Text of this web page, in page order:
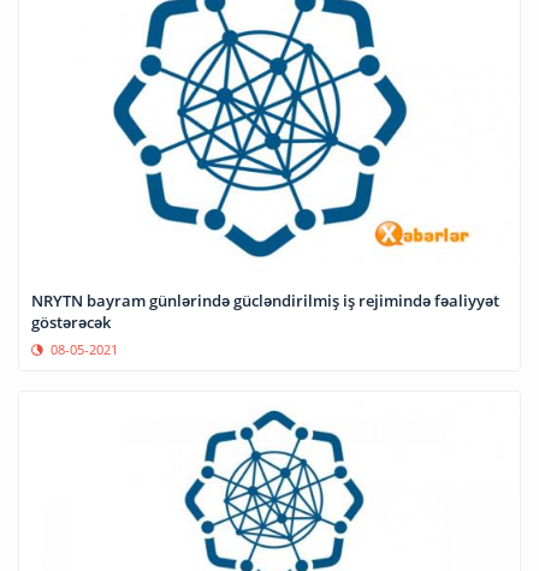
NRYTN bayram günlərində gücləndirilmiş iş rejimində fəaliyyət
göstərəcək
08-05-2021